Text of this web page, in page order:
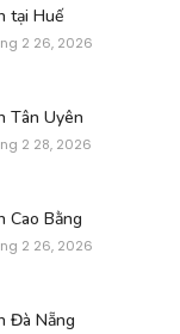
tại Huế
2 26, 2026
Tân Uyên
2 28, 2026
Cao Bằng
2 26, 2026
Đà Nẵng